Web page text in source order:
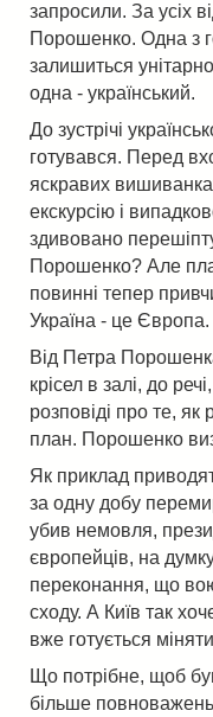
запросили. За усіх
Порошенко. Одна з
залишиться
одна - український.
До зустрічі
готувався. Перед
яскравих
екскурсію і
здивовано
Порошенко? Але
повинні тепер
Україна - це Європа.
Від Петра
крісел в залі, до
розповіді про те, як
план. Порошенко
Як приклад
за одну добу
убив немовля,
європейців, на
переконання, що
сходу. А Київ так
вже готується
Що потрібне, щоб
більше